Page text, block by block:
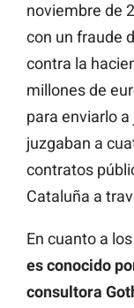
noviembre de
con un fraude
contra la
millones de
para enviarlo
juzgaban a
contratos
Cataluña a
En cuanto a
es conocido
consultora